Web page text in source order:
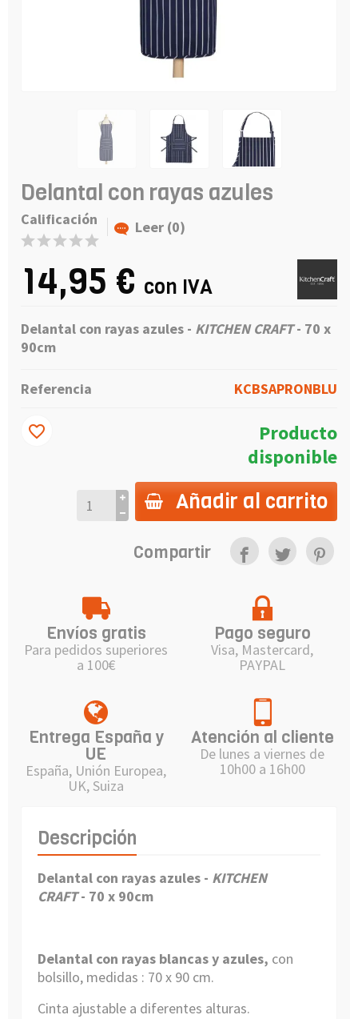
Delantal con rayas azules
Calificación Leer (0)
14,95 € con IVA
Delantal con rayas azules - KITCHEN CRAFT- 70 x
90cm
Referencia KCBSAPRONBLU
Producto
disponible
Añadir al carrito
favorite_border
Compartir
Envíos gratis
Para pedidos superiores
a 100€
Pago seguro
Visa, Mastercard,
PAYPAL
Entrega España y
UE
España, Unión Europea,
UK, Suiza
Atención al cliente
De lunes a viernes de
10h00 a 16h00
Descripción
Delantal con rayas azules - KITCHEN
CRAFT- 70 x 90cm
Delantal con rayas blancas y azules, con
bolsillo, medidas : 70 x 90 cm.
Cinta ajustable a diferentes alturas.